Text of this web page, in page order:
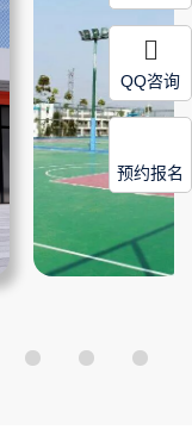
QQ咨询
预约报名